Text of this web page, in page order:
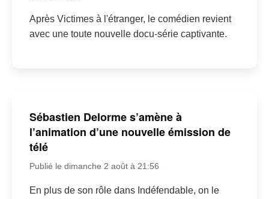
Après Victimes à l'étranger, le comédien revient
avec une toute nouvelle docu-série captivante.
Sébastien Delorme s’amène à
l’animation d’une nouvelle émission de
télé
Publié le dimanche 2 août à 21:56
En plus de son rôle dans Indéfendable, on le